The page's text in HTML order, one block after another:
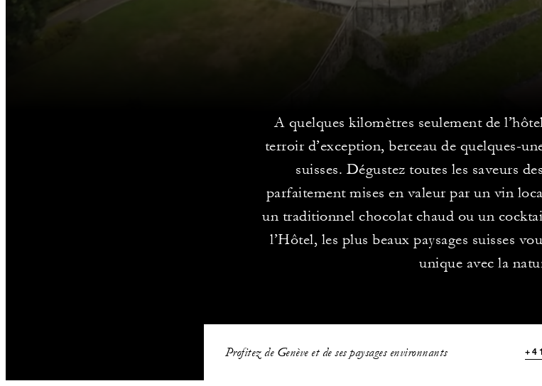
A quelques kilomètres seulement de
terroir d’exception, berceau de quelques-
suisses. Dégustez toutes les saveurs
parfaitement mises en valeur par un vin
un traditionnel chocolat chaud ou un
l’Hôtel, les plus beaux paysages suisses
unique avec la
Profitez de Genève et de ses paysages environnants